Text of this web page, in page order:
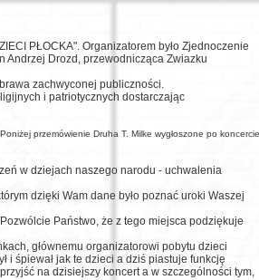
PŁOCKA". Organizatorem było Zjednoczenie
Andrzej Drozd, przewodnicząca Zwiazku
zachwyconej publiczności.
i patriotycznych dostarczając
Poniżej przemówienie Druha T. Milke wygłoszone po koncercie.
w dziejach naszego narodu - uchwalenia
dzięki Wam dane było poznać uroki Waszej
Państwo, że z tego miejsca podziękuje
głównemu organizatorowi pobytu dzieci
i śpiewał jak te dzieci a dziś piastuje funkcję
na dzisiejszy koncert a w szczególności tym,